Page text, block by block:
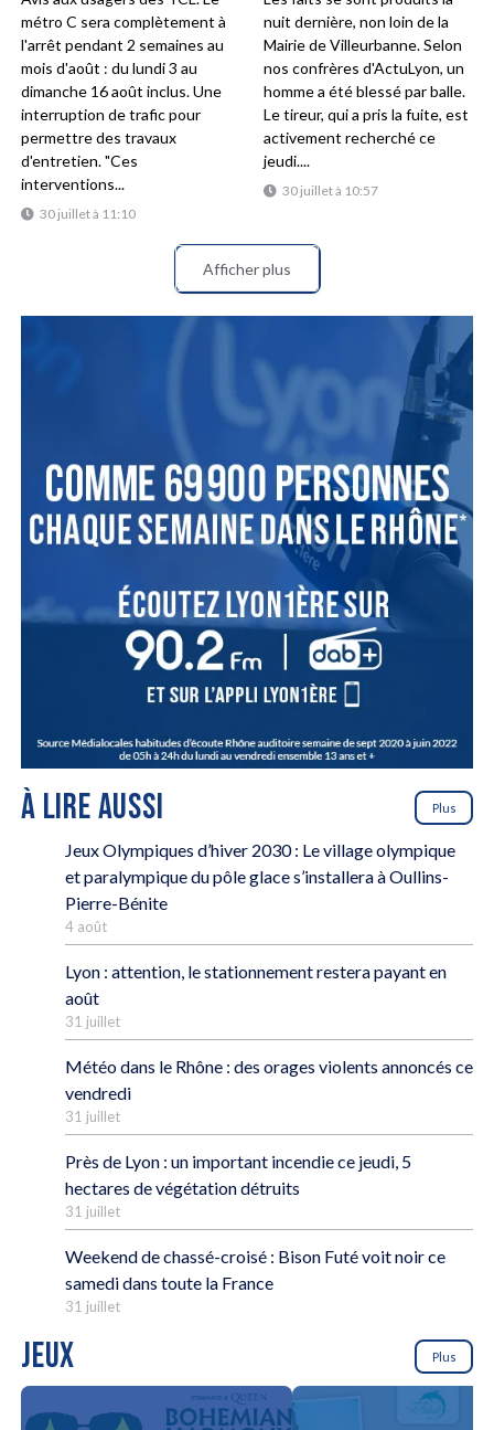
30 juillet à 11:10
métro C sera complètement à
l'arrêt pendant 2 semaines au
mois d'août : du lundi 3 au
dimanche 16 août inclus. Une
interruption de trafic pour
permettre des travaux
d'entretien. "Ces
interventions...
30 juillet à 10:57
nuit dernière, non loin de la
Mairie de Villeurbanne. Selon
nos confrères d'ActuLyon, un
homme a été blessé par balle.
Le tireur, qui a pris la fuite, est
activement recherché ce
jeudi....
Afficher plus
À LIRE AUSSI Plus
Jeux Olympiques d’hiver 2030 : Le village olympique
et paralympique du pôle glace s’installera à Oullins-
Pierre-Bénite
4 août
Lyon : attention, le stationnement restera payant en
août
31 juillet
Météo dans le Rhône : des orages violents annoncés ce
vendredi
31 juillet
Près de Lyon : un important incendie ce jeudi, 5
hectares de végétation détruits
31 juillet
Weekend de chassé-croisé : Bison Futé voit noir ce
samedi dans toute la France
31 juillet
JEUX Plus